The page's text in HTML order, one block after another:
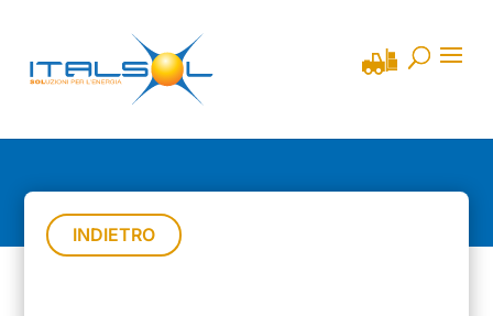
INDIETRO